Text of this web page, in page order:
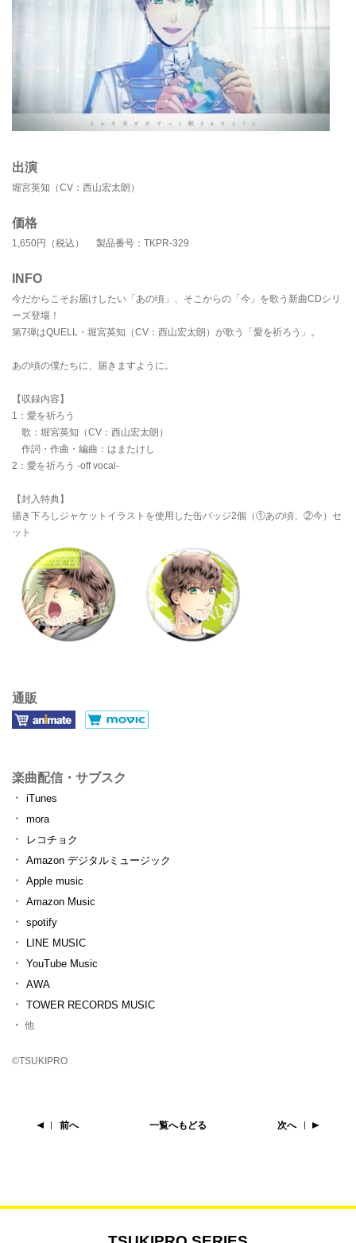
出演
堀宮英知（CV：西山宏太朗）
価格
1,650円（税込） 製品番号：TKPR-329
INFO
今だからこそお届けしたい「あの頃」、そこからの「今」を歌う新曲CDシリ
ーズ登場！
第7弾はQUELL・堀宮英知（CV：西山宏太朗）が歌う「愛を祈ろう」。
あの頃の僕たちに、届きますように。
【収録内容】
1：愛を祈ろう
歌：堀宮英知（CV：西山宏太朗）
作詞・作曲・編曲：はまたけし
2：愛を祈ろう -off vocal-
【封入特典】
描き下ろしジャケットイラストを使用した缶バッジ2個（①あの頃、②今）セ
ット
通販
楽曲配信・サブスク
iTunes
mora
レコチョク
Amazon デジタルミュージック
Apple music
Amazon Music
spotify
LINE MUSIC
YouTube Music
AWA
TOWER RECORDS MUSIC
他
©TSUKIPRO
前へ 一覧へもどる 次へ